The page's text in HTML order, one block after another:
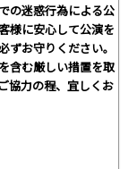
の迷惑行為による公
様に安心して公演を
ずお守りください。
含む厳しい措置を取
協力の程、宜しくお